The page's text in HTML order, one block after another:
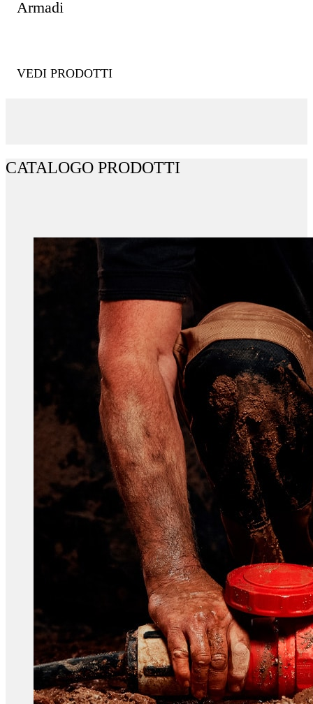
Armadi
VEDI PRODOTTI
CATALOGO PRODOTTI